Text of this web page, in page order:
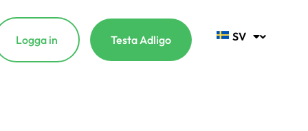
Logga in Testa Adligo SV